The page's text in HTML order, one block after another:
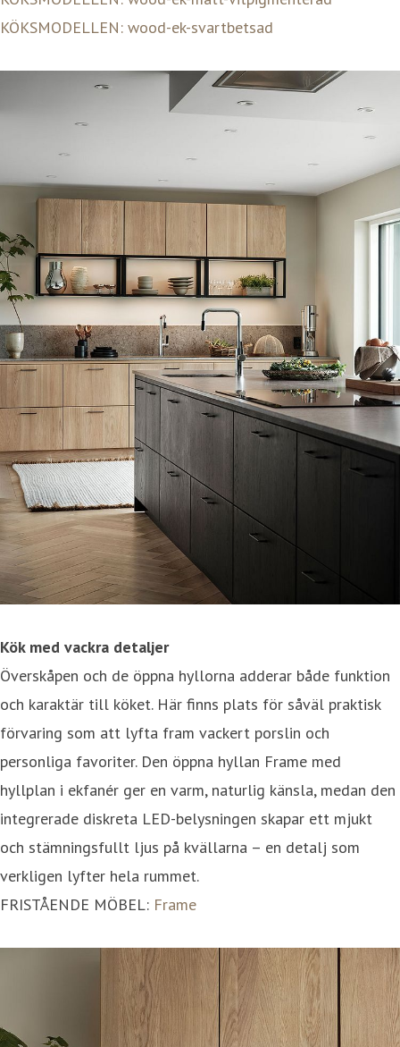
KÖKSMODELLEN: wood-ek-svartbetsad
Kök med vackra detaljer
Överskåpen och de öppna hyllorna adderar både funktion
och karaktär till köket. Här finns plats för såväl praktisk
förvaring som att lyfta fram vackert porslin och
personliga favoriter. Den öppna hyllan Frame med
hyllplan i ekfanér ger en varm, naturlig känsla, medan den
integrerade diskreta LED-belysningen skapar ett mjukt
och stämningsfullt ljus på kvällarna – en detalj som
verkligen lyfter hela rummet.
FRISTÅENDE MÖBEL: Frame